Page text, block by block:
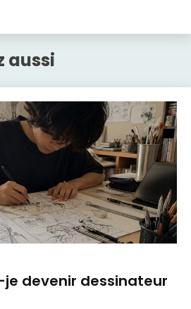
aussi
devenir dessinateur